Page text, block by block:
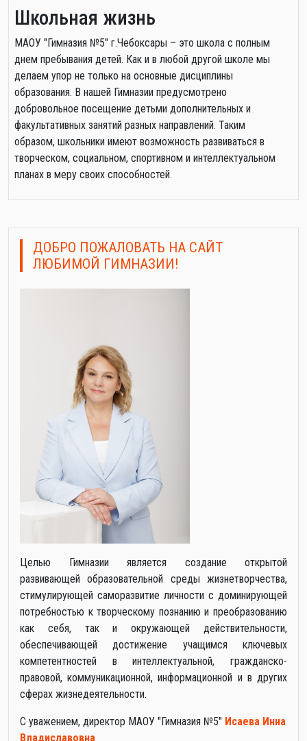
Школьная жизнь
МАОУ "Гимназия №5" г.Чебоксары – это школа с полным
днем пребывания детей. Как и в любой другой школе мы
делаем упор не только на основные дисциплины
образования. В нашей Гимназии предусмотрено
добровольное посещение детьми дополнительных и
факультативных занятий разных направлений. Таким
образом, школьники имеют возможность развиваться в
творческом, социальном, спортивном и интеллектуальном
планах в меру своих способностей.
ДОБРО ПОЖАЛОВАТЬ НА САЙТ
ЛЮБИМОЙ ГИМНАЗИИ!
Целью Гимназии является создание открытой
развивающей образовательной среды жизнетворчества,
стимулирующей саморазвитие личности с доминирующей
потребностью к творческому познанию и преобразованию
как себя, так и окружающей действительности,
обеспечивающей достижение учащимся ключевых
компетентностей в интеллектуальной, гражданско-
правовой, коммуникационной, информационной и в других
сферах жизнедеятельности.
С уважением, директор МАОУ "Гимназия №5" Исаева Инна
Владиславовна